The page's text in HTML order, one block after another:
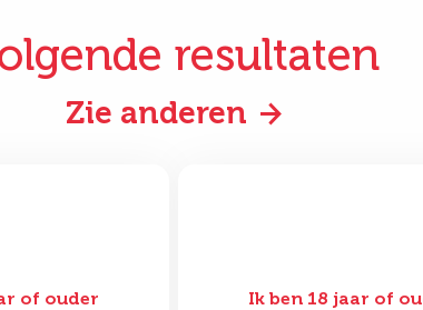
resultaten
Zie anderen
of ouder Ik ben 18 jaar of